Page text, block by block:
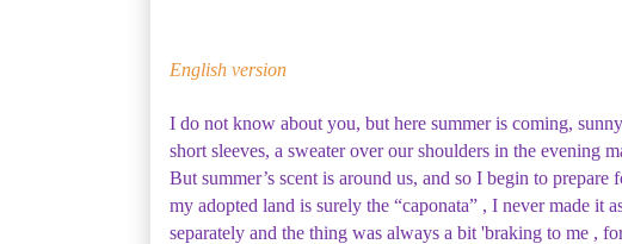
English version
I do not know about you, but here summer is coming,
short sleeves, a sweater over our shoulders in the evening
But summer’s scent is around us, and so I begin to
my adopted land is surely the “caponata” , I never made it
separately and the thing was always a bit 'braking to me ,